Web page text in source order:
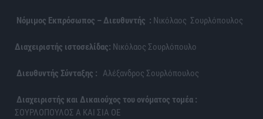
Νόμιμος Εκπρόσωπος – Διευθυντής : Νικόλαος Σουρλόπουλος
Διαχειριστής ιστοσελίδας: Νικόλαος Σουρλόπουλο
Διευθυντής Σύνταξης : Αλέξανδρος Σουρλόπουλος
Διαχειριστής και Δικαιούχος του ονόματος τομέα :
ΣΟΥΡΛΟΠΟΥΛΟΣ Α ΚΑΙ ΣΙΑ ΟΕ